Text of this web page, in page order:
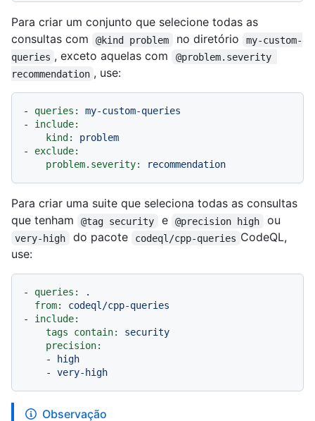
Para criar um conjunto que selecione todas as
consultas com
@kind problem no diretório
my-custom-
queries , exceto aquelas com
@problem.severity
recommendation , use:
- queries:
my-custom-queries
-
include:
kind:
problem
-
exclude:
problem.severity:
recommendation
Para criar uma suite que seleciona todas as consultas
que tenham
@tag security e @precision high ou
very-high do pacote codeql/cpp-queries CodeQL,
use:
- queries:
.
from:
codeql/cpp-queries
-
include:
tags contain:
security
precision:
-
high
-
very-high
Observação